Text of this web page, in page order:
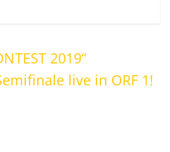
2019“
live in ORF 1!